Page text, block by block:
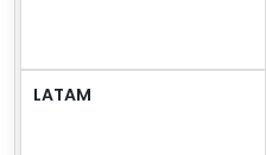
LATAM